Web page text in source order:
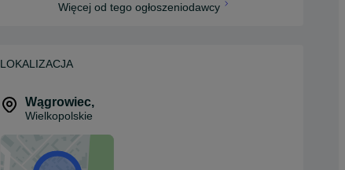
Więcej od tego ogłoszeniodawcy
LOKALIZACJA
Wągrowiec,
Wielkopolskie